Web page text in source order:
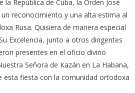
República de Cuba, la Orden José
reconocimiento y una alta estima al
Rusa. Quisiera de manera especial
Excelencia, junto a otros dirigentes
presentes en el oficio divino
Señora de Kazán en La Habana,
esta fiesta con la comunidad ortodoxa